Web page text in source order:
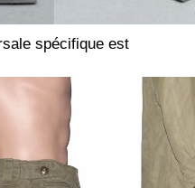
spécifique est